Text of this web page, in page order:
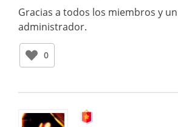
Gracias a todos los miembros y
administrador.
0